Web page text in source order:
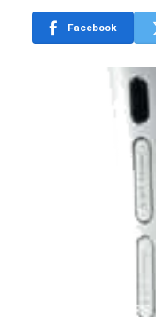
Facebook